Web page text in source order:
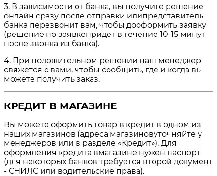
3. В зависимости от банка, вы получите решение
онлайн сразу после отправки илипредставитель
банка перезвонит вам, чтобы дооформить заявку
(решение по заявкепридет в течение 10-15 минут
после звонка из банка).
4. При положительном решении наш менеджер
свяжется с вами, чтобы сообщить, где и когда вы
можете получить заказ.
КРЕДИТ В МАГАЗИНЕ
Вы можете оформить товар в кредит в одном из
наших магазинов (адреса магазиновуточняйте у
менеджеров или в разделе «Кредит»). Для
оформления кредита вмагазине нужен паспорт
(для некоторых банков требуется второй документ
- СНИЛС или водительские права).